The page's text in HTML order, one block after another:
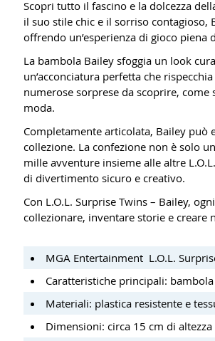
Scopri tutto il fascino e la dolcezza
il suo stile chic e il sorriso
offrendo un’esperienza di gioco piena
La bambola Bailey sfoggia un look
un’acconciatura perfetta che
numerose sorprese da scoprire,
moda.
Completamente articolata, Bailey può
collezione. La confezione non è solo
mille avventure insieme alle altre
di divertimento sicuro e creativo.
Con L.O.L. Surprise Twins – Bailey,
collezionare, inventare storie e creare
MGA Entertainment L.O.L.
Caratteristiche principali:
Materiali: plastica resistente e
Dimensioni: circa 15 cm di altezza